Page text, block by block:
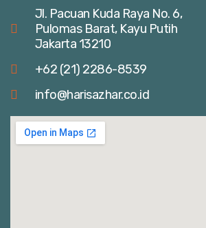
Jl. Pacuan Kuda Raya No. 6,
Pulomas Barat, Kayu Putih
Jakarta 13210
+62 (21) 2286-8539
info@harisazhar.co.id